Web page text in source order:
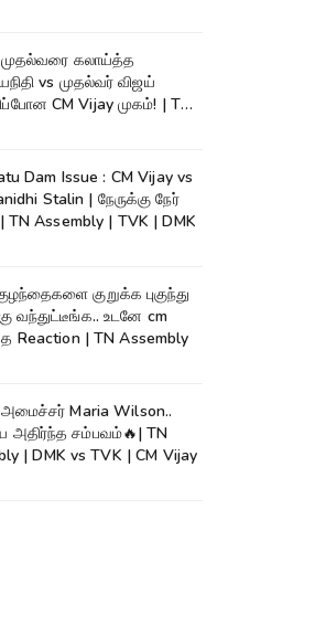
முதல்வரை கலாய்த்த
vs முதல்வர் விஜய்
CM Vijay முகம்! | TN
Dam Issue : CM Vijay vs
Stalin | நேருக்கு நேர்
Assembly | TVK | DMK
குறுக்க புகுந்து
வந்துட்டீங்க.. உடனே cm
Reaction | TN Assembly
Maria Wilson..
சம்பவம்🔥| TN
| DMK vs TVK | CM Vijay